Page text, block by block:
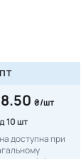
₴/шт
10 шт
доступна при